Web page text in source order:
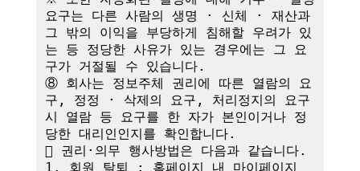
요구는 다른 사람의 생명 · 신체 · 재산과
그 밖의 이익을 부당하게 침해할 우려가 있
는 등 정당한 사유가 있는 경우에는 그 요
구가 거절될 수 있습니다.
⑧ 회사는 정보주체 권리에 따른 열람의 요
구, 정정 · 삭제의 요구, 처리정지의 요구
시 열람 등 요구를 한 자가 본인이거나 정
당한 대리인인지를 확인합니다.
 권리·의무 행사방법은 다음과 같습니다.
1. 회원 탈퇴 : 홈페이지 내 마이페이지